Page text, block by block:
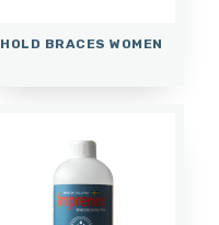
HOLD BRACES WOMEN